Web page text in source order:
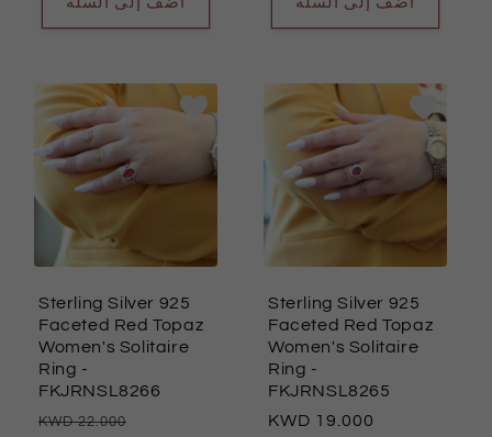
Sterling Silver 925
Faceted Red Topaz
Women's Solitaire
Ring -
FKJRNSL8266
السعر22.000
Sterling Silver 925
Faceted Red Topaz
Women's Solitaire
Ring -
FKJRNSL8265
السعر 19.000